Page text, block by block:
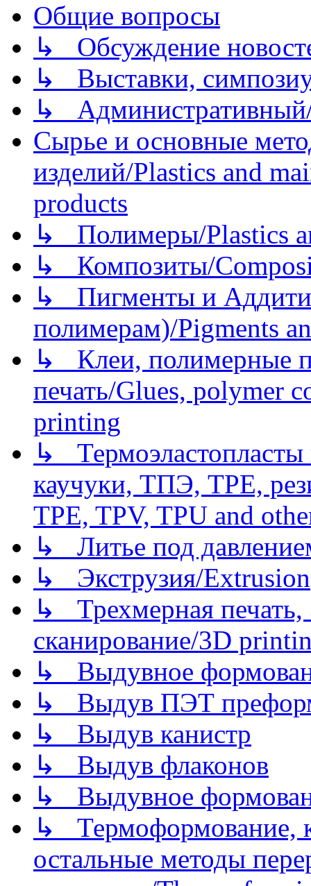
Общие вопросы
↳ Обсуждение
↳ Выставки,
↳
Сырье и основные
изделий/Plastics and
products
↳ Полимеры/Plastics
↳ Композиты/
↳ Пигменты и
полимерам)/Pigments
↳ Клеи, полимерные
печать/Glues, polymer
printing
↳
каучуки, ТПЭ, TPE,
TPE, TPV, TPU and
↳ Литье под
↳ Экструзия/Extrusion
↳ Трехмерная
сканирование/3D
↳ Выдувное
↳ Выдув ПЭТ
↳ Выдув канистр
↳ Выдув флаконов
↳ Выдувное
↳ Термоформование,
остальные методы